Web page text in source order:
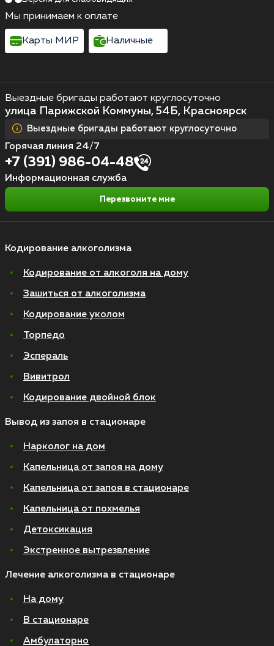
Кодирование алкоголизма
Кодирование от алкоголя на дому
Зашиться от алкоголизма
Кодирование уколом
Торпедо
Эспераль
Вивитрол
Кодирование двойной блок
Вывод из запоя в стационаре
Нарколог на дом
Капельница от запоя на дому
Капельница от запоя в стационаре
Капельница от похмелья
Детоксикация
Экстренное вытрезвление
Лечение алкоголизма в стационаре
На дому
В стационаре
Амбулаторно
Выездные бригады работают круглосуточно
улица Парижской Коммуны, 54Б, Красноярск
Выездные бригады работают круглосуточно
Горячая линия 24/7
+7 (391) 986-04-48
Информационная служба
Перезвоните мне
Мы принимаем к оплате
Карты МИР Наличные